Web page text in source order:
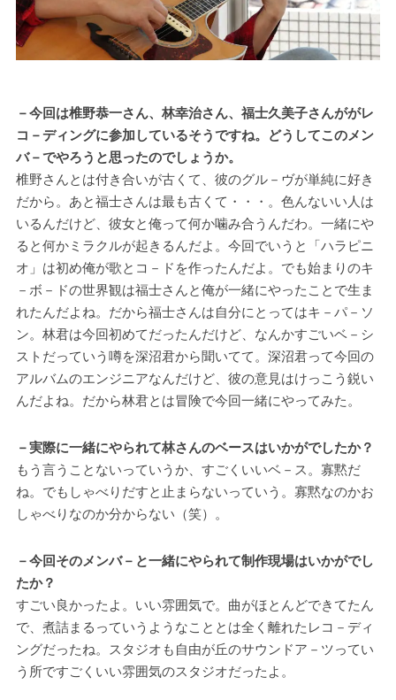
－今回は椎野恭一さん、林幸治さん、福士久美子さんががレ
コ－ディングに参加しているそうですね。どうしてこのメン
バ－でやろうと思ったのでしょうか。
椎野さんとは付き合いが古くて、彼のグル－ヴが単純に好き
だから。あと福士さんは最も古くて・・・。色んないい人は
いるんだけど、彼女と俺って何か噛み合うんだわ。一緒にや
ると何かミラクルが起きるんだよ。今回でいうと「ハラピニ
オ」は初め俺が歌とコ－ドを作ったんだよ。でも始まりのキ
－ボ－ドの世界観は福士さんと俺が一緒にやったことで生ま
れたんだよね。だから福士さんは自分にとってはキ－パ－ソ
ン。林君は今回初めてだったんだけど、なんかすごいベ－シ
ストだっていう噂を深沼君から聞いてて。深沼君って今回の
アルバムのエンジニアなんだけど、彼の意見はけっこう鋭い
んだよね。だから林君とは冒険で今回一緒にやってみた。
－実際に一緒にやられて林さんのベースはいかがでしたか？
もう言うことないっていうか、すごくいいベ－ス。寡黙だ
ね。でもしゃべりだすと止まらないっていう。寡黙なのかお
しゃべりなのか分からない（笑）。
－今回そのメンバ－と一緒にやられて制作現場はいかがでし
たか？
すごい良かったよ。いい雰囲気で。曲がほとんどできてたん
で、煮詰まるっていうようなこととは全く離れたレコ－ディ
ングだったね。スタジオも自由が丘のサウンドア－ツってい
う所ですごくいい雰囲気のスタジオだったよ。